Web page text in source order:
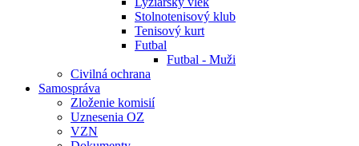
Stolnotenisový klub
Tenisový kurt
Futbal
Futbal - Muži
Civilná ochrana
Samospráva
Zloženie komisií
Uznesenia OZ
VZN